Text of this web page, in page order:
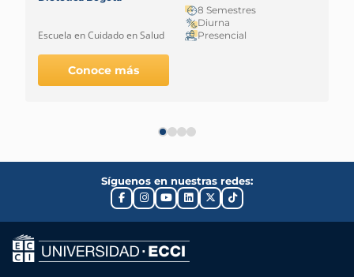
Escuela en Cuidado en Salud
8 Semestres
Diurna
Presencial
Conoce más
Síguenos en nuestras redes: